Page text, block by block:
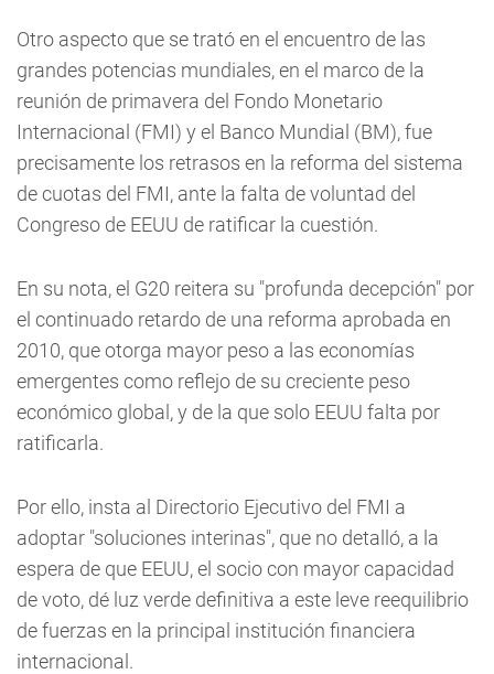
Otro aspecto que se trató en el encuentro de las
grandes potencias mundiales, en el marco de la
reunión de primavera del Fondo Monetario
Internacional (FMI) y el Banco Mundial (BM), fue
precisamente los retrasos en la reforma del sistema
de cuotas del FMI, ante la falta de voluntad del
Congreso de EEUU de ratificar la cuestión.
En su nota, el G20 reitera su "profunda decepción" por
el continuado retardo de una reforma aprobada en
2010, que otorga mayor peso a las economías
emergentes como reflejo de su creciente peso
económico global, y de la que solo EEUU falta por
ratificarla.
Por ello, insta al Directorio Ejecutivo del FMI a
adoptar "soluciones interinas", que no detalló, a la
espera de que EEUU, el socio con mayor capacidad
de voto, dé luz verde definitiva a este leve reequilibrio
de fuerzas en la principal institución financiera
internacional.